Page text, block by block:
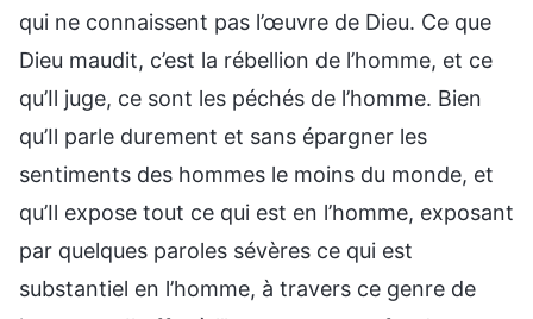
qui ne connaissent pas l’œuvre de Dieu. Ce que
Dieu maudit, c’est la rébellion de l’homme, et ce
qu’Il juge, ce sont les péchés de l’homme. Bien
qu’Il parle durement et sans épargner les
sentiments des hommes le moins du monde, et
qu’Il expose tout ce qui est en l’homme, exposant
par quelques paroles sévères ce qui est
substantiel en l’homme, à travers ce genre de